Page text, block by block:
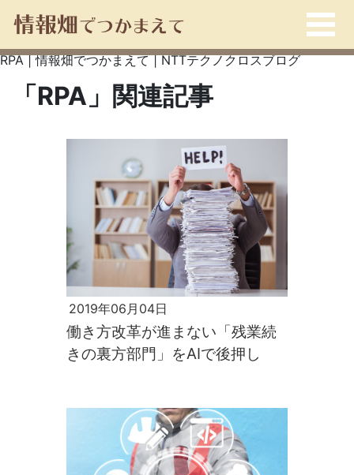
RPA | 情報畑でつかまえて | NTTテクノクロスブログ
「RPA」関連記事
2019年06月04日
働き方改革が進まない「残業続
きの裏方部門」をAIで後押し